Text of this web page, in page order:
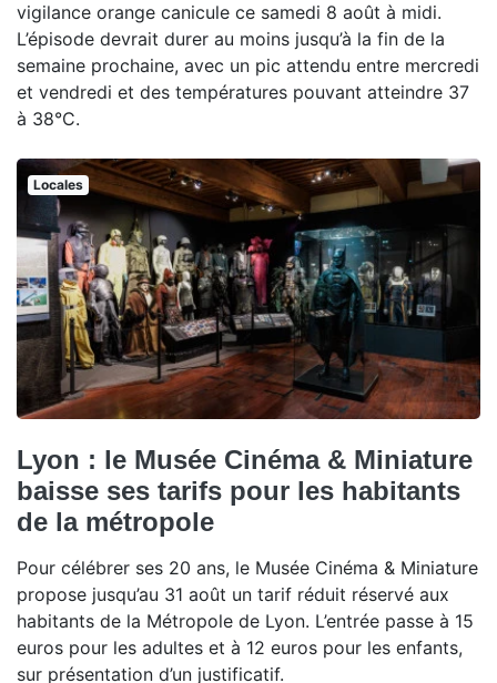
vigilance orange canicule ce samedi 8 août à midi.
L’épisode devrait durer au moins jusqu’à la fin de la
semaine prochaine, avec un pic attendu entre mercredi
et vendredi et des températures pouvant atteindre 37
à 38°C.
Locales
Lyon : le Musée Cinéma & Miniature
baisse ses tarifs pour les habitants
de la métropole
Pour célébrer ses 20 ans, le Musée Cinéma & Miniature
propose jusqu’au 31 août un tarif réduit réservé aux
habitants de la Métropole de Lyon. L’entrée passe à 15
euros pour les adultes et à 12 euros pour les enfants,
sur présentation d’un justificatif.